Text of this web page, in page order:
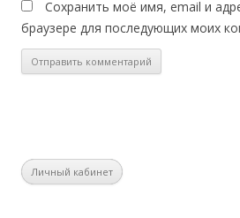
Сохранить моё имя, email и
браузере для последующих моих
Личный кабинет